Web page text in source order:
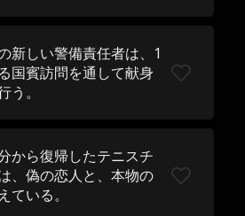
新しい警備責任者は、1
国賓訪問を通して献身
う。
から復帰したテニスチ
、偽の恋人と、本物の
ている。